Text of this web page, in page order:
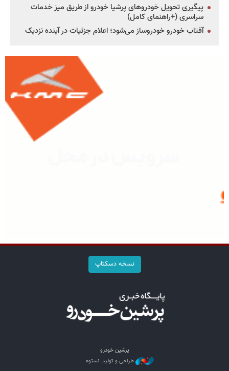
پیگیری تحویل خودروهای پرشیا خودرو از طریق میز خدمات
سراسری (+راهنمای کامل)
آفتاب خودرو خودروساز می‌شود؛ اعلام جزئیات در آینده نزدیک
نسخه دسکتاپ
پرشین خودرو
طراحی و تولید: نستوه